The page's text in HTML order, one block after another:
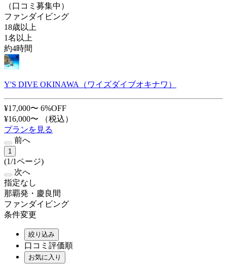
（口コミ募集中）
ファンダイビング
18歳以上
1名以上
約4時間
Y'S DIVE OKINAWA（ワイズダイブオキナワ）
¥17,000〜 6%OFF
¥16,000〜
（税込）
プランを見る
前へ
1
(1/1ページ)
次へ
指定なし
那覇発・慶良間
ファンダイビング
条件変更
絞り込み
口コミ評価順
お気に入り